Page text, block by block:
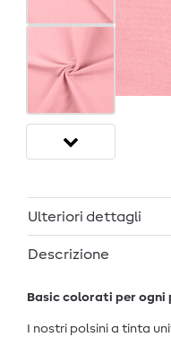
Ulteriori dettagli
Descrizione
Basic colorati per
I nostri polsini a tinta